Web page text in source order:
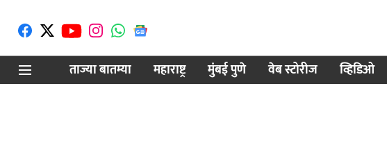
ताज्या बातम्या
महाराष्ट्र मुंबई पुणे वेब स्टोरीज व्हिडिओ